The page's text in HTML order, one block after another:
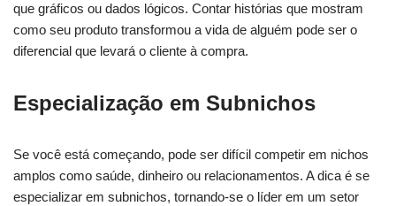
que gráficos ou dados lógicos. Contar histórias que mostram
como seu produto transformou a vida de alguém pode ser o
diferencial que levará o cliente à compra.
Especialização em Subnichos
Se você está começando, pode ser difícil competir em nichos
amplos como saúde, dinheiro ou relacionamentos. A dica é se
especializar em subnichos, tornando-se o líder em um setor